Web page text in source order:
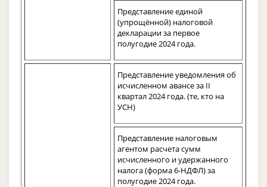
Представление единой
(упрощённой) налоговой
декларации за первое
полугодие 2024 года.
Представление уведомления об
исчисленном авансе за II
квартал 2024 года. (те, кто на
УСН)
Представление налоговым
агентом расчета сумм
исчисленного и удержанного
налога (форма 6-НДФЛ) за
полугодие 2024 года.